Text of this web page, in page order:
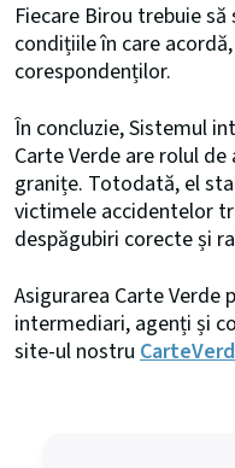
Fiecare Birou trebuie
condițiile în care
corespondenților.
În concluzie, Sistemul
Carte Verde are rolul
granițe. Totodată, el
victimele accidentelor
despăgubiri corecte și
Asigurarea Carte
intermediari, agenți și
site-ul nostru